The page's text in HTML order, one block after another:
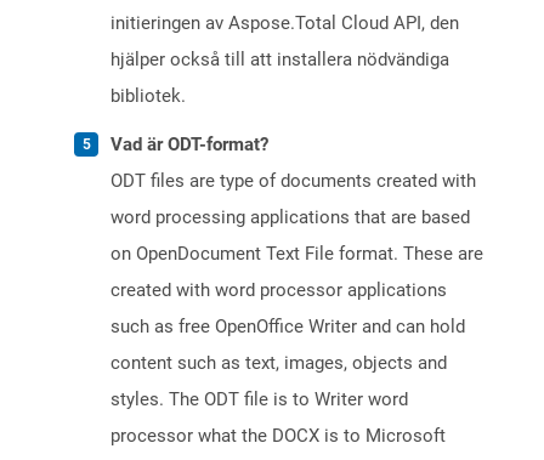
initieringen av Aspose.Total Cloud API, den
hjälper också till att installera nödvändiga
bibliotek.
Vad är ODT-format?
ODT files are type of documents created with
word processing applications that are based
on OpenDocument Text File format. These are
created with word processor applications
such as free OpenOffice Writer and can hold
content such as text, images, objects and
styles. The ODT file is to Writer word
processor what the DOCX is to Microsoft